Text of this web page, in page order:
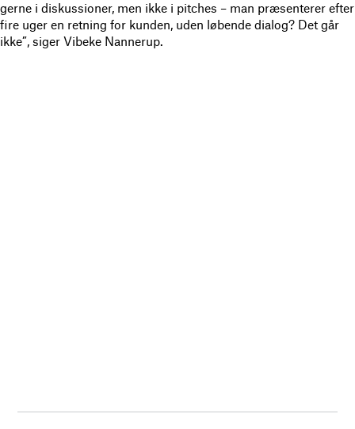
gerne i diskussioner, men ikke i pitches – man præsenterer efter
fire uger en retning for kunden, uden løbende dialog? Det går
ikke”, siger Vibeke Nannerup.